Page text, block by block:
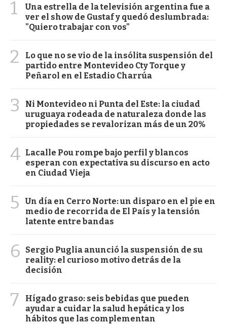
1
Una estrella de la televisión argentina fue a
ver el show de Gustaf y quedó deslumbrada:
"Quiero trabajar con vos"
2
Lo que no se vio de la insólita suspensión del
partido entre Montevideo Cty Torque y
Peñarol en el Estadio Charrúa
3
Ni Montevideo ni Punta del Este: la ciudad
uruguaya rodeada de naturaleza donde las
propiedades se revalorizan más de un 20%
4 Lacalle Pou rompe bajo perfil y blancos
esperan con expectativa su discurso en acto
en Ciudad Vieja
5
Un día en Cerro Norte: un disparo en el pie en
medio de recorrida de El País y la tensión
latente entre bandas
6
Sergio Puglia anunció la suspensión de su
reality: el curioso motivo detrás de la
decisión
7
Hígado graso: seis bebidas que pueden
ayudar a cuidar la salud hepática y los
hábitos que las complementan